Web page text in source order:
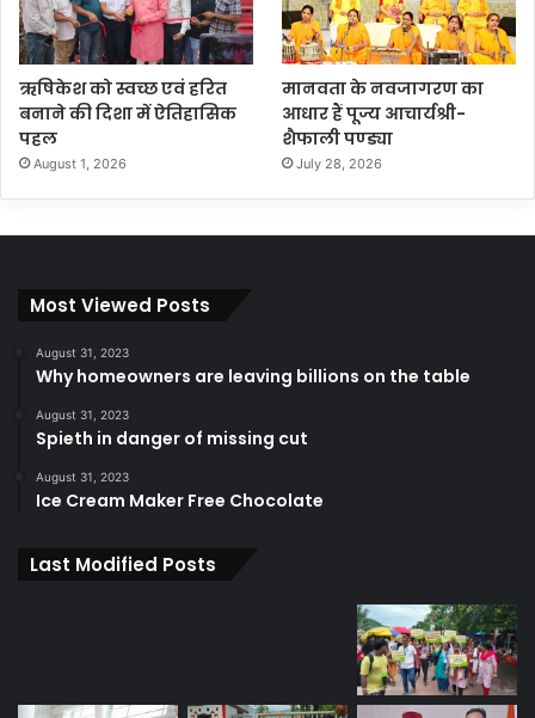
ऋषिकेश को स्वच्छ एवं हरित
बनाने की दिशा में ऐतिहासिक
पहल
August 1, 2026
मानवता के नवजागरण का
आधार हैं पूज्य आचार्यश्री-
शैफाली पण्ड्या
July 28, 2026
Most Viewed Posts
August 31, 2023
Why homeowners are leaving billions on the table
August 31, 2023
Spieth in danger of missing cut
August 31, 2023
Ice Cream Maker Free Chocolate
Last Modified Posts